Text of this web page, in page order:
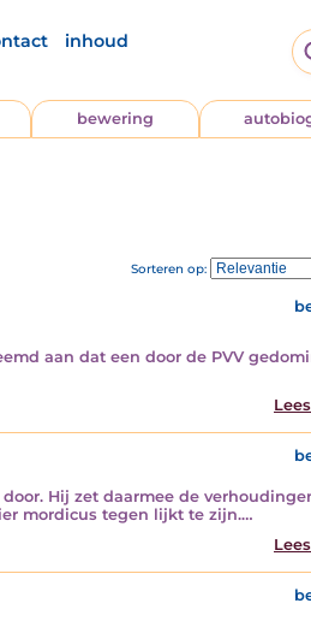
inhoud
bewering
Sorteren op:
aan dat een door de PVV
Hij zet daarmee de
mordicus tegen lijkt te zijn.…